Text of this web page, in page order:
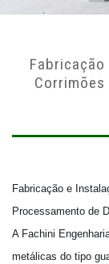
Fabricação
Corrimões
Fabricação e
Processamento de
A Fachini
metálicas do tipo